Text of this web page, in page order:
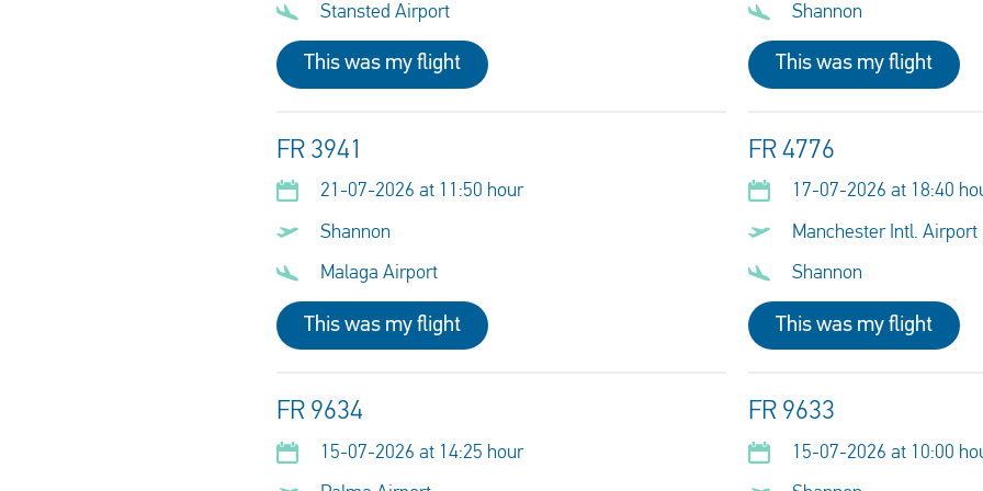
Stansted Airport
This was my flight
Shannon
This was my flight
FR 3941
21-07-2026 at 11:50 hour
Shannon
Malaga Airport
This was my flight
FR 4776
17-07-2026 at 18:40
Manchester Intl. Airport
Shannon
This was my flight
FR 9634
15-07-2026 at 14:25 hour
FR 9633
15-07-2026 at 10:00